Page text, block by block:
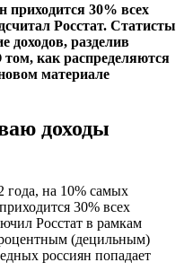
приходится 30% всех
Росстат. Статисты
доходов, разделив
как распределяются
материале
доходы
года, на 10% самых
30% всех
Росстат в рамкам
(децильным)
россиян попадает